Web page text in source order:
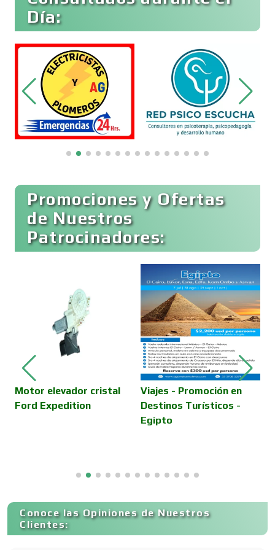
Clínicas de Belleza
Clínicas de Rehabilitación
Clínicas y Hospitales
Clubes Deportivos
Cocinas Integrales
Combustibles y Lubricantes
Compresores de aire
Conferencias Empresariales
Contadores
Día:
Promociones y Ofertas
de Nuestros
Patrocinadores:
Motor elevador cristal
Ford Expedition
Viajes - Promoción en
Destinos Turísticos -
Egipto
Conoce las Opiniones de Nuestros
Clientes: